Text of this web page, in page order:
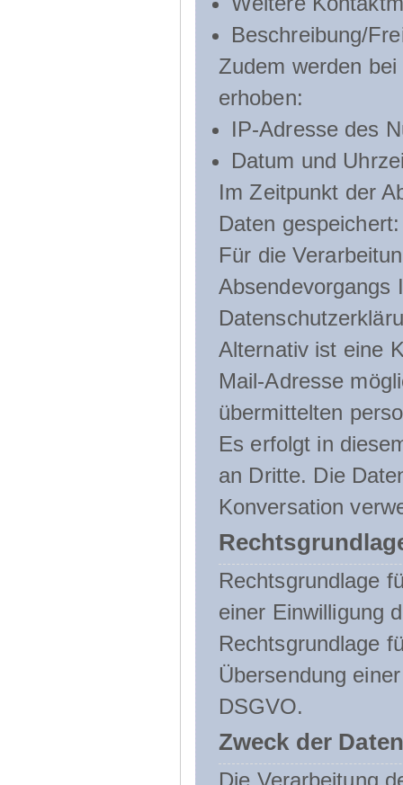
Beschreibung/
Zudem werden
erhoben:
IP-Adresse des
Datum und
Im Zeitpunkt der
Daten gespeichert:
Für die
Absendevorgangs
Alternativ ist eine
Mail-Adresse
übermittelten
Es erfolgt in
an Dritte. Die
Konversation
Rechtsgrundlage
einer Einwilligung
Rechtsgrundlage
Übersendung
DSGVO.
Zweck der